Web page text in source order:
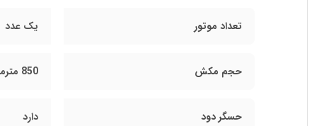
تعداد موتور یک عدد
حجم مکش 850 مترمکعب بر ساعت (m3/h)
حسگر دود دارد